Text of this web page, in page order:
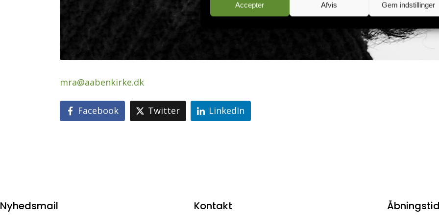
Accepter Afvis Gem indstillinger
mra@aabenkirke.dk
Facebook Twitter LinkedIn
Nyhedsmail Kontakt